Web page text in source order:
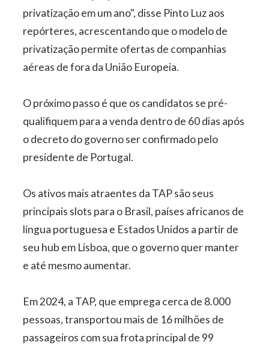
privatização em um ano", disse Pinto Luz aos
repórteres, acrescentando que o modelo de
privatização permite ofertas de companhias
aéreas de fora da União Europeia.
O próximo passo é que os candidatos se pré-
qualifiquem para a venda dentro de 60 dias após
o decreto do governo ser confirmado pelo
presidente de Portugal.
Os ativos mais atraentes da TAP são seus
principais slots para o Brasil, países africanos de
língua portuguesa e Estados Unidos a partir de
seu hub em Lisboa, que o governo quer manter
e até mesmo aumentar.
Em 2024, a TAP, que emprega cerca de 8.000
pessoas, transportou mais de 16 milhões de
passageiros com sua frota principal de 99